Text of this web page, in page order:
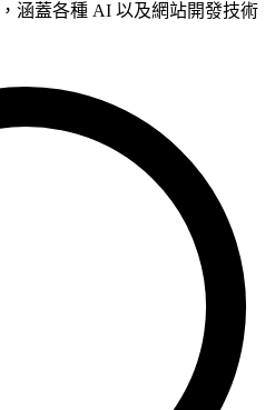
涵蓋各種 AI 以及網站開發技術